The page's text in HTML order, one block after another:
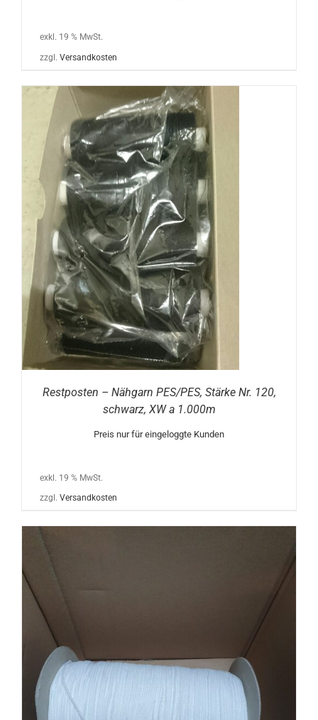
exkl. 19 % MwSt.
zzgl. Versandkosten
Restposten – Nähgarn PES/PES, Stärke Nr. 120,
schwarz, XW a 1.000m
Preis nur für eingeloggte Kunden
exkl. 19 % MwSt.
zzgl. Versandkosten